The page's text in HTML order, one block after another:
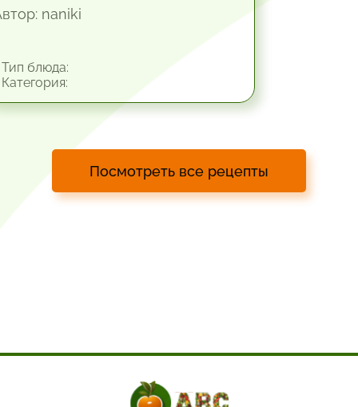
naniki
блюда:
Посмотреть все рецепты